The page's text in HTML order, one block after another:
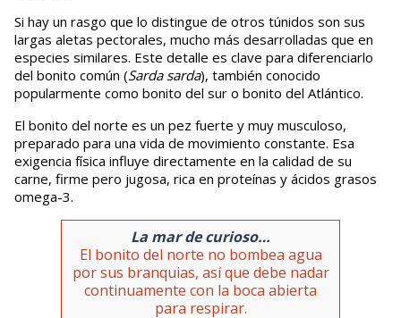
Si hay un rasgo que lo distingue de otros túnidos son sus
largas aletas pectorales, mucho más desarrolladas que en
especies similares. Este detalle es clave para diferenciarlo
del bonito común (Sarda sarda), también conocido
popularmente como bonito del sur o bonito del Atlántico.
El bonito del norte es un pez fuerte y muy musculoso,
preparado para una vida de movimiento constante. Esa
exigencia física influye directamente en la calidad de su
carne, firme pero jugosa, rica en proteínas y ácidos grasos
omega-3.
La mar de curioso…
El bonito del norte no bombea agua
por sus branquias, así que debe nadar
continuamente con la boca abierta
para respirar.